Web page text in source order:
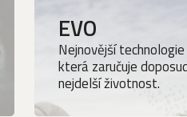
EVO
Nejnovější technologie
která zaručuje
nejdelší životnost.